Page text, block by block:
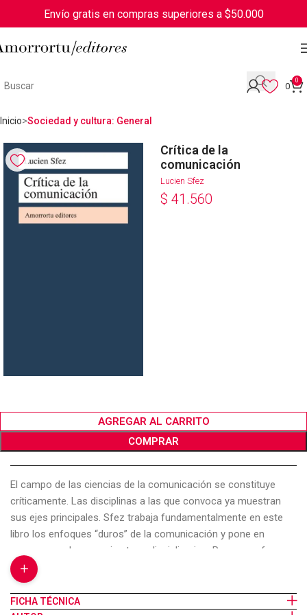
Envío gratis en compras superiores a $50.000
0
0
Inicio Sociedad y cultura: General
Crítica de la
comunicación
Lucien Sfez
$ 41.560
AGREGAR AL CARRITO
COMPRAR
El campo de las ciencias de la comunicación se constituye
críticamente. Las disciplinas a las que convoca ya muestran
sus ejes principales. Sfez trabaja fundamentalmente en este
libro los enfoques “duros” de la comunicación y pone en
escena uno de esos ejes transdisciplinarios. Pero su enfoque
es cultural, filosófico y político. En su mapa crítico incluye, así,
la teoría de la información, la semiótica, las rupturas con los
modelos conductistas y de la cibernética de orden segundo,
+
FICHA TÉCNICA